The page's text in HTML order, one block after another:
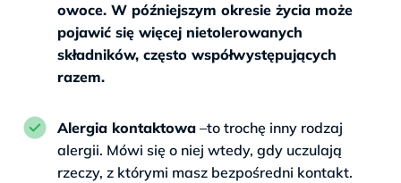
owoce. W późniejszym okresie życia może
pojawić się więcej nietolerowanych
składników, często współwystępujących
razem.
Alergia kontaktowa –to trochę inny rodzaj
alergii. Mówi się o niej wtedy, gdy uczulają
rzeczy, z którymi masz bezpośredni kontakt.